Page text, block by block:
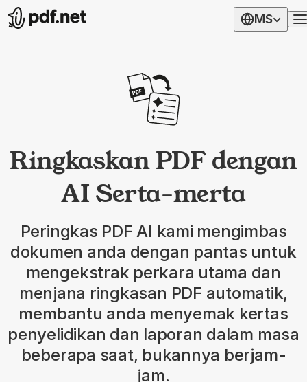
MS
Ringkaskan PDF dengan
AI Serta-merta
Peringkas PDF AI kami mengimbas
dokumen anda dengan pantas untuk
mengekstrak perkara utama dan
menjana ringkasan PDF automatik,
membantu anda menyemak kertas
penyelidikan dan laporan dalam masa
beberapa saat, bukannya berjam-
jam.